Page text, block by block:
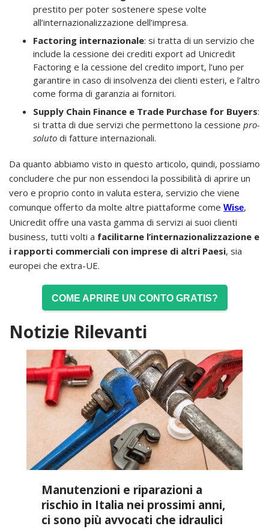
prestito per poter sostenere spese volte
all’internazionalizzazione dell’impresa.
Factoring internazionale: si tratta di un servizio che
include la cessione dei crediti export ad Unicredit
Factoring e la cessione del credito import, l’uno per
garantire in caso di insolvenza dei clienti esteri, e l’altro
come forma di garanzia ai fornitori.
Supply Chain Finance e Trade Purchase for Buyers:
si tratta di due servizi che permettono la cessione pro-
soluto di fatture internazionali.
Da quanto abbiamo visto in questo articolo, quindi, possiamo
concludere che pur non essendoci la possibilità di aprire un
vero e proprio conto in valuta estera, servizio che viene
comunque offerto da molte altre piattaforme come Wise,
Unicredit offre una vasta gamma di servizi ai suoi clienti
business, tutti volti a facilitarne l’internazionalizzazione e
i rapporti commerciali con imprese di altri Paesi, sia
europei che extra-UE.
COME APRIRE UN CONTO GRATIS?
Notizie Rilevanti
Manutenzioni e riparazioni a
rischio in Italia nei prossimi anni,
ci sono più avvocati che idraulici